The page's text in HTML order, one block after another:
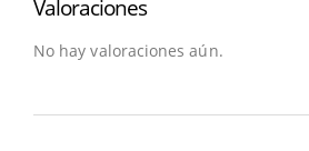
Valoraciones
No hay valoraciones aún.